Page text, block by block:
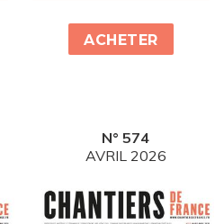
ACHETER
N° 574
AVRIL 2026